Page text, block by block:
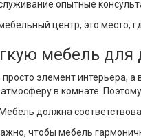
опытные
центр, это место,
мебель для
просто элемент интерьера,
в комнате.
должна
чтобы мебель